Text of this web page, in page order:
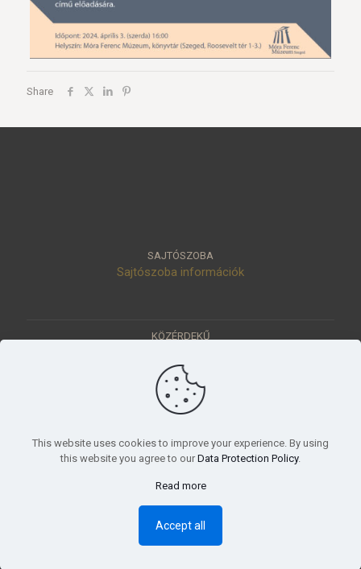
Share
SAJTÓSZOBA
Sajtószoba információk
KÖZÉRDEKŰ
Értéktár
Pályázatok
Tudományos beszámoló, küldetésnyilatkozat
© 2023 Móra Ferenc Múzeum, Szeged
This website uses cookies to improve your experience. By using
this website you agree to our Data Protection Policy.
Read more
Accept all